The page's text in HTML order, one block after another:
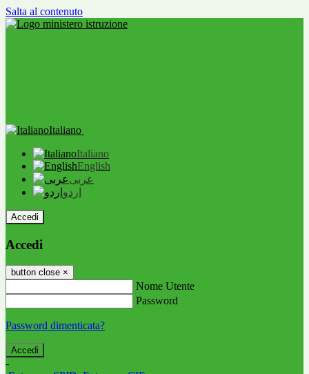
Salta al contenuto
Italiano
Italiano
English
عربى
اردو
Accedi
Accedi
button close ×
Nome Utente
Password
Password dimenticata?
-